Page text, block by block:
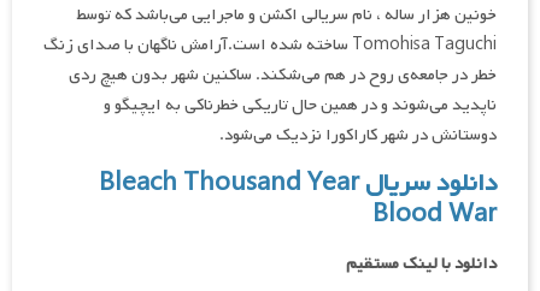
خونین هزار ساله ، نام سریالی اکشن و ماجرایی می‌باشد که توسط
Tomohisa Taguchi ساخته شده است.آرامش ناگهان با صدای زنگ
خطر در جامعه‌ی روح در هم می‌شکند. ساکنین شهر بدون هیچ ردی
ناپدید می‌شوند و در همین حال تاریکی خطرناکی به ایچیگو و
دوستانش در شهر کاراکورا نزدیک می‌شود.
دانلود سریال Bleach Thousand Year
Blood War
دانلود با لینک مستقیم